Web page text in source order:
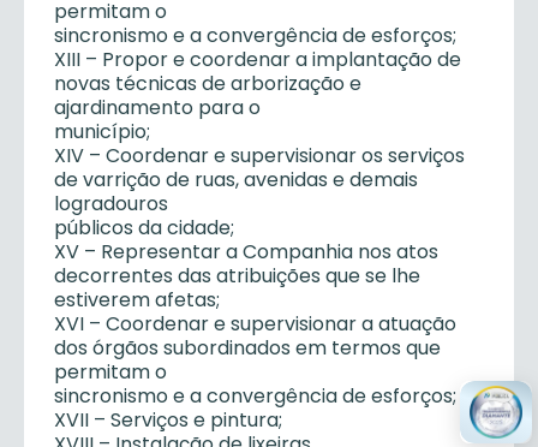
permitam o
sincronismo e a convergência de esforços;
XIII – Propor e coordenar a implantação de
novas técnicas de arborização e
ajardinamento para o
município;
XIV – Coordenar e supervisionar os serviços
de varrição de ruas, avenidas e demais
logradouros
públicos da cidade;
XV – Representar a Companhia nos atos
decorrentes das atribuições que se lhe
estiverem afetas;
XVI – Coordenar e supervisionar a atuação
dos órgãos subordinados em termos que
permitam o
sincronismo e a convergência de esforços;
XVII – Serviços e pintura;